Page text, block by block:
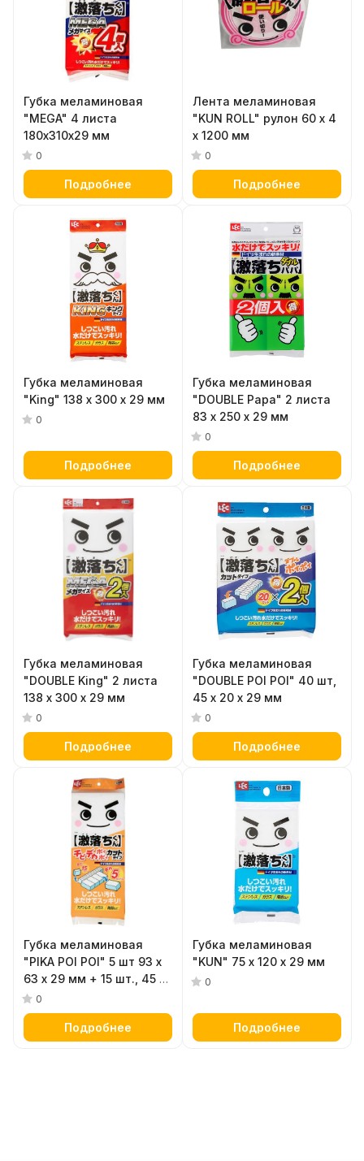
Губка меламиновая
"MEGA" 4 листа
180х310х29 мм
0
Подробнее
Лента меламиновая
"KUN ROLL" рулон 60 х 4
х 1200 мм
0
Подробнее
Губка меламиновая
"King" 138 х 300 х 29 мм
0
Подробнее
Губка меламиновая
"DOUBLE Papa" 2 листа
83 х 250 х 29 мм
0
Подробнее
Губка меламиновая
"DOUBLE King" 2 листа
138 х 300 х 29 мм
0
Подробнее
Губка меламиновая
"DOUBLE POI POI" 40 шт,
45 х 20 х 29 мм
0
Подробнее
Губка меламиновая
"PIKA POI POI" 5 шт 93 х
63 х 29 мм + 15 шт., 45 х
21 х 29 мм
0
Подробнее
Губка меламиновая
"KUN" 75 х 120 х 29 мм
0
Подробнее